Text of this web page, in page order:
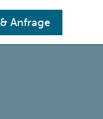
& Anfrage